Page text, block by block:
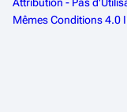
Mêmes Conditions 4.0